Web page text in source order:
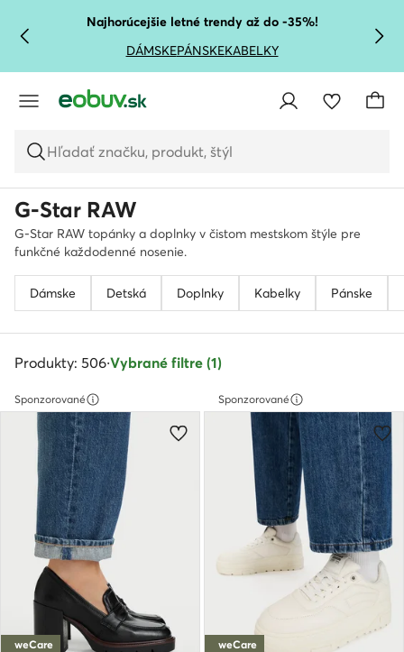
PREJSŤ NA HLAVNÝ OBSAH
PREJSŤ NA VYHĽADÁVANIE
Najhorúcejšie letné trendy až do -35%!
DÁMSKEPÁNSKEKABELKY
Hľadať značku, produkt, štýl
G-Star RAW
G-Star RAW topánky a doplnky v čistom mestskom štýle pre
funkčné každodenné nosenie.
Dámske Detská Doplnky Kabelky Pánske
Produkty: 506·Vybrané filtre (1)
Sponzorované
weCare
Sponzorované
weCare